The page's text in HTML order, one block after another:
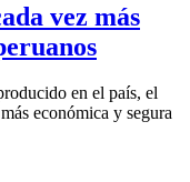
vez más
en el país, el
económica y segura